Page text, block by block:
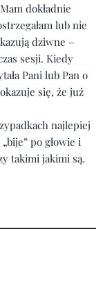
dokładnie
lub nie
dziwne –
sesji. Kiedy
Pani lub Pan o
się, że już
najlepiej
po głowie i
takimi jakimi są.